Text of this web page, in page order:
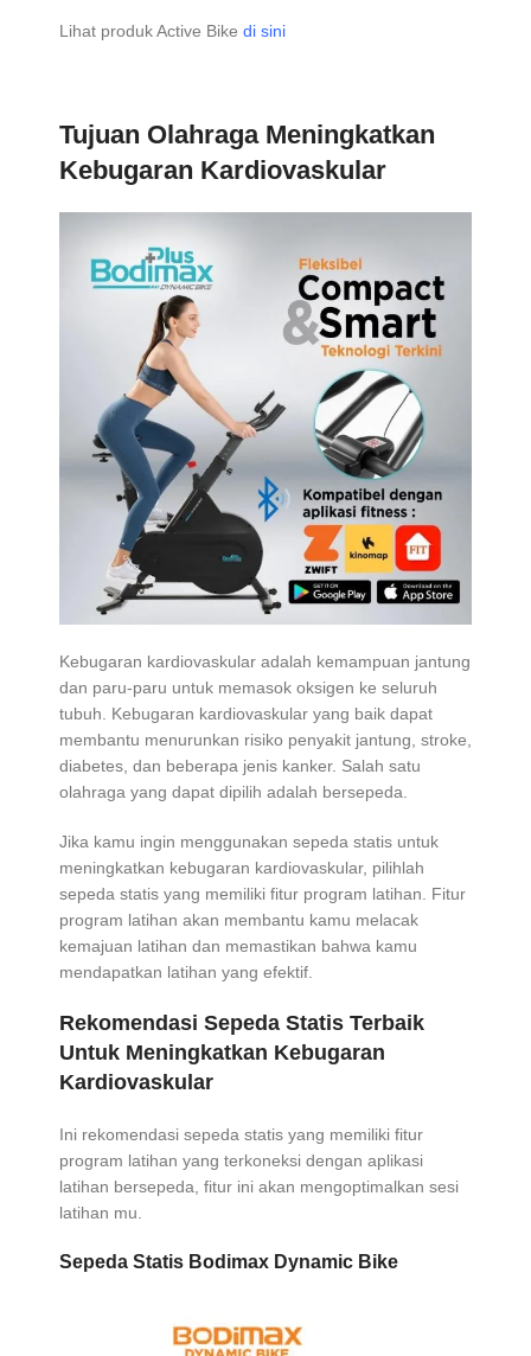
Lihat produk Active Bike di sini
Tujuan Olahraga Meningkatkan
Kebugaran Kardiovaskular
Kebugaran kardiovaskular adalah kemampuan jantung
dan paru-paru untuk memasok oksigen ke seluruh
tubuh. Kebugaran kardiovaskular yang baik dapat
membantu menurunkan risiko penyakit jantung, stroke,
diabetes, dan beberapa jenis kanker. Salah satu
olahraga yang dapat dipilih adalah bersepeda.
Jika kamu ingin menggunakan sepeda statis untuk
meningkatkan kebugaran kardiovaskular, pilihlah
sepeda statis yang memiliki fitur program latihan. Fitur
program latihan akan membantu kamu melacak
kemajuan latihan dan memastikan bahwa kamu
mendapatkan latihan yang efektif.
Rekomendasi Sepeda Statis Terbaik
Untuk Meningkatkan Kebugaran
Kardiovaskular
Ini rekomendasi sepeda statis yang memiliki fitur
program latihan yang terkoneksi dengan aplikasi
latihan bersepeda, fitur ini akan mengoptimalkan sesi
latihan mu.
Sepeda Statis Bodimax Dynamic Bike